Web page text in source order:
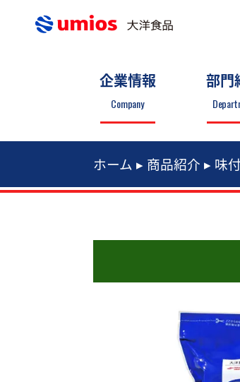
企業情報
Company
部門
ホーム ▸ 商品紹介 ▸ 味